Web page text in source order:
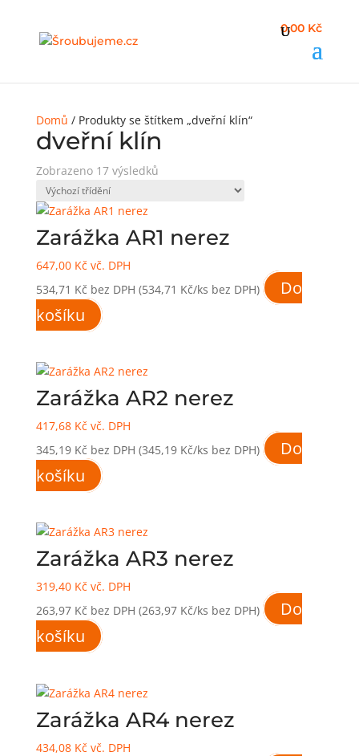
0,00 Kč
Domů / Produkty se štítkem „dveřní klín“
dveřní klín
Zobrazeno 17 výsledků
Zarážka AR1 nerez
647,00 Kč vč. DPH
534,71 Kč bez DPH (534,71 Kč/ks bez DPH)
Do
košíku
Zarážka AR2 nerez
417,68 Kč vč. DPH
345,19 Kč bez DPH (345,19 Kč/ks bez DPH)
Do
košíku
Zarážka AR3 nerez
319,40 Kč vč. DPH
263,97 Kč bez DPH (263,97 Kč/ks bez DPH)
Do
košíku
Zarážka AR4 nerez
434,08 Kč vč. DPH